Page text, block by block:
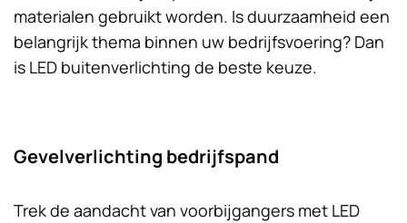
materialen gebruikt worden. Is duurzaamheid een
belangrijk thema binnen uw bedrijfsvoering? Dan
is LED buitenverlichting de beste keuze.
Gevelverlichting bedrijfspand
Trek de aandacht van voorbijgangers met LED